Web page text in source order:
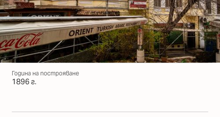
Година на построяване
1896 г.